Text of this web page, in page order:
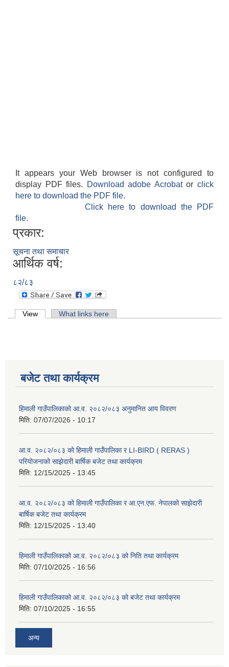
It appears your Web browser is not configured to
display PDF files.
Download adobe Acrobatorclick
here to download the PDF file.
Click here to download the PDF
file.
प्रकार:
सूचना तथा समाचार
आर्थिक वर्ष:
८२/८३
Primary tabs
View (active tab)What links here
बजेट तथा कार्यक्रम
हिमाली गाउँपालिकाको आ.व. २०८२/०८३ अनुमानित आय विवरण
मिति: 07/07/2026 - 10:17
आ.व. २०८२/०८३ को हिमाली गाउँपालिका र LI-BIRD ( RERAS )
परियोजनाको साझेदारी बार्षिक बजेट तथा कार्यक्रम
मिति: 12/15/2025 - 13:45
आ.व. २०८२/०८३ को हिमाली गाउँपालिका र आ.एन.एफ. नेपालको साझेदारी
बार्षिक बजेट तथा कार्यक्रम
मिति: 12/15/2025 - 13:40
हिमाली गाउँपालिकाको आ.व. २०८२/०८३ को निति तथा कार्यक्रम
मिति: 07/10/2025 - 16:56
हिमाली गाउँपालिकाको आ.व. २०८२/०८३ को बजेट तथा कार्यक्रम
मिति: 07/10/2025 - 16:55
अन्य